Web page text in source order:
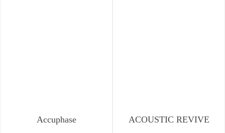
Accuphase ACOUSTIC REVIVE